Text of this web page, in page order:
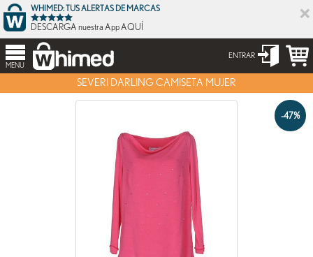
×
WHIMED: TUS ALERTAS DE MARCAS
DESCARGA nuestra App AQUÍ
MENU
ENTRAR
SEVERI DARLING CAMISETA MUJER
-47%